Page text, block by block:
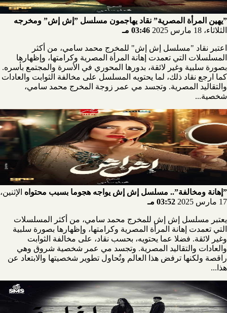
”يهين المرأة المصرية” نقاد يهاجمون مسلسل ”إش إش” ومخرجه
الثلاثاء، 18 مارس 2025
03:46 مـ
اعتبر نقاد "مسلسل إش إش" للمخرج محمد سامي، من أكثر
المسلسلات التي تعمدت إهانة المرأة المصرية وكرامتها، وإظهارها
بصورة سلبية وغير لائقة، بدورها المحوري في الأسرة والمجتمع بأسره.
كما ارجع نقاد ذلك، لما يحتويه المسلسل على مخالفة الثوابت والعادات
والتقاليد المصرية. وتجسد مي عمر زوجة المخرج محمد سامي،
شخصية...
”إهانة ومخالفة”.. مسلسل إش إش يواجه هجوما بسبب محتواه الإثنين،
17 مارس 2025
03:52 مـ
يعتبر مسلسل إش إش للمخرج محمد سامي، من أكثر المسلسلات
التي تعمدت إهانة المرأة المصرية وكرامتها، وإظهارها بصورة سلبية
وغير لائقة. فضلا عما يحتويه، بحسب نقاد، على مخالفة الثوابت
والعادات والتقاليد المصرية. وتجسد مي عمر شخصية شروق وهي
راقصة ولكنها ترفض هذا العالم وتُحاول تطوير شخصيتها والابتعاد عن
هذا...